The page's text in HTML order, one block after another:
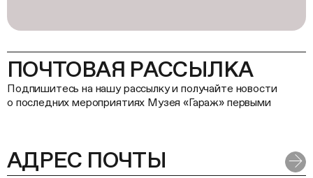
ПОЧТОВАЯ РАССЫЛКА
Подпишитесь на нашу рассылку и получайте новости
о последних мероприятиях Музея «Гараж» первыми